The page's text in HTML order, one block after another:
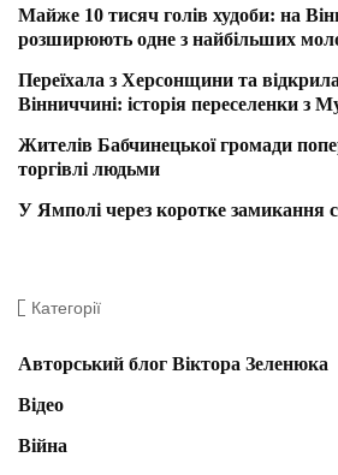
Майже 10 тисяч голів худоби: на
розширюють одне з найбільших
Переїхала з Херсонщини та відкрила
Вінниччині: історія переселенки з
Жителів Бабчинецької громади
торгівлі людьми
У Ямполі через коротке замикання
Категорії
Авторський блог Віктора Зеленюка
Відео
Війна